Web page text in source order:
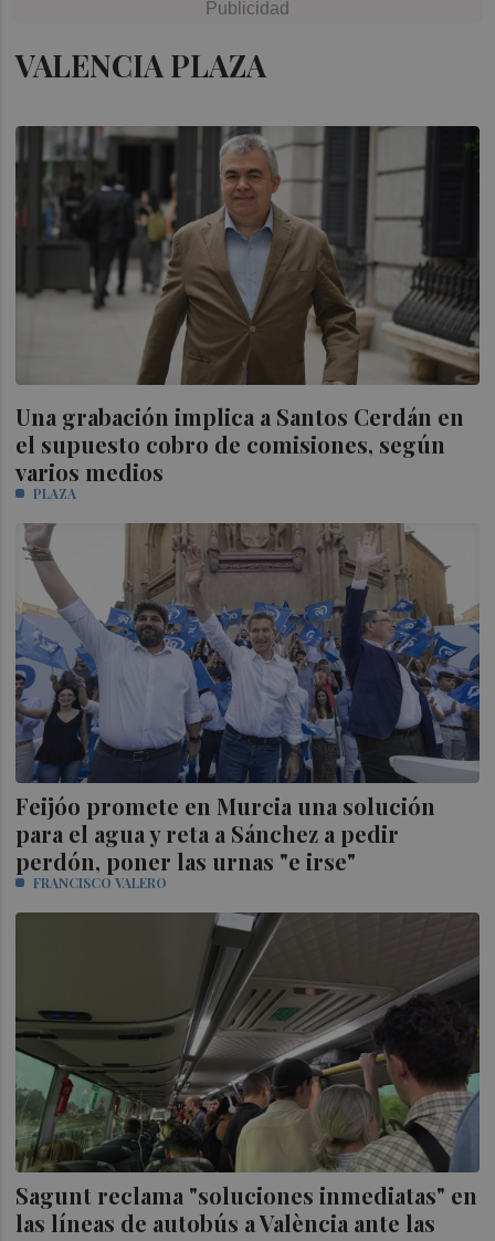
VALENCIA PLAZA
Una grabación implica a Santos Cerdán en
el supuesto cobro de comisiones, según
varios medios
PLAZA
Feijóo promete en Murcia una solución
para el agua y reta a Sánchez a pedir
perdón, poner las urnas "e irse"
FRANCISCO VALERO
Sagunt reclama "soluciones inmediatas" en
las líneas de autobús a València ante las